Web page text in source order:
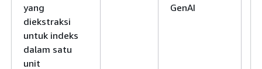
yang
diekstraksi
untuk indeks
dalam satu
unit
GenAI